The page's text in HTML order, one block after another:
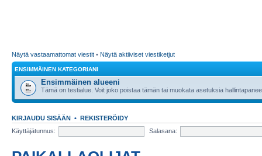
Näytä vastaamattomat viestit • Näytä aktiiviset viestiketjut
ENSIMMÄINEN KATEGORIANI
Ensimmäinen alueeni
Tämä on testialue. Voit joko poistaa tämän tai muokata asetuksia
KIRJAUDU SISÄÄN • REKISTERÖIDY
Käyttäjätunnus:
Salasana: